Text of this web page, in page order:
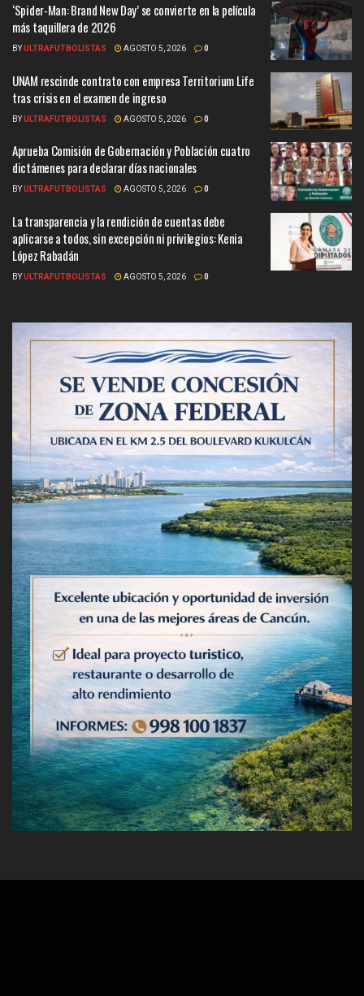
‘Spider-Man: Brand New Day’ se convierte en la película
más taquillera de 2026
BYULTRAFUTBOLISTAS AGOSTO 5, 2026 0
UNAM rescinde contrato con empresa Territorium Life
tras crisis en el examen de ingreso
BYULTRAFUTBOLISTAS AGOSTO 5, 2026 0
Aprueba Comisión de Gobernación y Población cuatro
dictámenes para declarar días nacionales
BYULTRAFUTBOLISTAS AGOSTO 5, 2026 0
La transparencia y la rendición de cuentas debe
aplicarse a todos, sin excepción ni privilegios: Kenia
López Rabadán
BYULTRAFUTBOLISTAS AGOSTO 5, 2026 0